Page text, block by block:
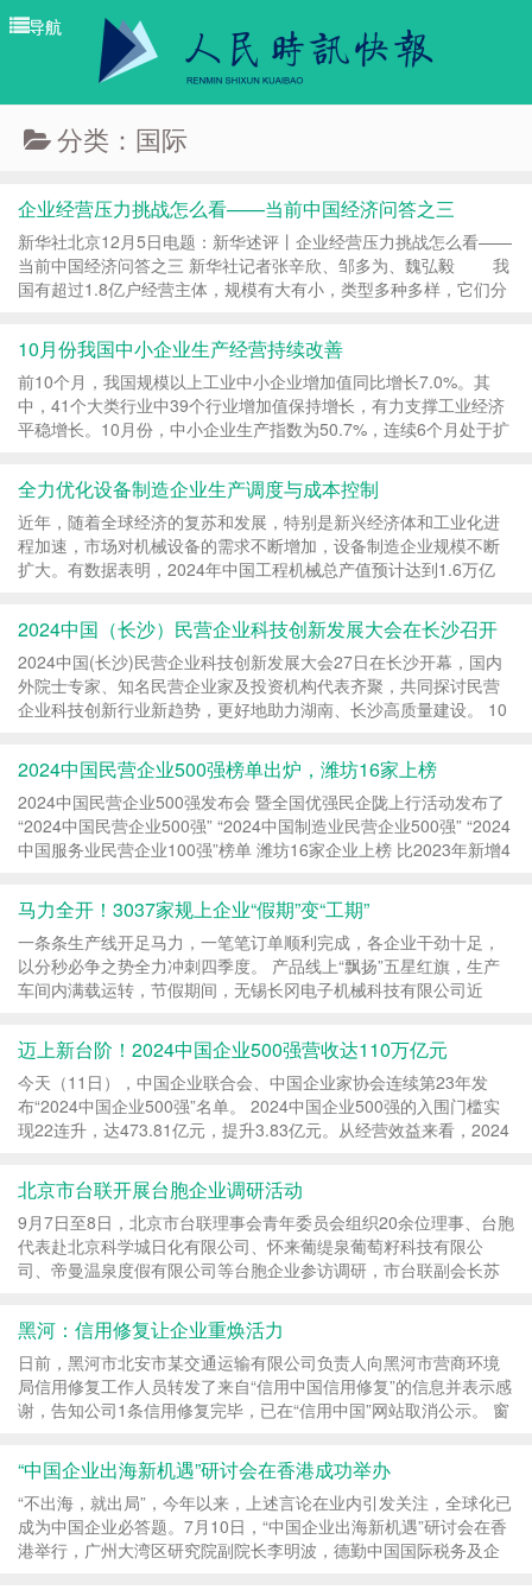
导航
导航
分类：国际
企业经营压力挑战怎么看——当前中国经济问答之三
新华社北京12月5日电题：新华述评丨企业经营压力挑战怎么看——
当前中国经济问答之三 新华社记者张辛欣、邹多为、魏弘毅 我
国有超过1.8亿户经营主体，规模有大有小，类型多种多样，它们分
10月份我国中小企业生产经营持续改善
前10个月，我国规模以上工业中小企业增加值同比增长7.0%。其
中，41个大类行业中39个行业增加值保持增长，有力支撑工业经济
平稳增长。10月份，中小企业生产指数为50.7%，连续6个月处于扩
全力优化设备制造企业生产调度与成本控制
近年，随着全球经济的复苏和发展，特别是新兴经济体和工业化进
程加速，市场对机械设备的需求不断增加，设备制造企业规模不断
扩大。有数据表明，2024年中国工程机械总产值预计达到1.6万亿
2024中国（长沙）民营企业科技创新发展大会在长沙召开
2024中国(长沙)民营企业科技创新发展大会27日在长沙开幕，国内
外院士专家、知名民营企业家及投资机构代表齐聚，共同探讨民营
企业科技创新行业新趋势，更好地助力湖南、长沙高质量建设。 10
2024中国民营企业500强榜单出炉，潍坊16家上榜
2024中国民营企业500强发布会 暨全国优强民企陇上行活动发布了
“2024中国民营企业500强” “2024中国制造业民营企业500强” “2024
中国服务业民营企业100强”榜单 潍坊16家企业上榜 比2023年新增4
马力全开！3037家规上企业“假期”变“工期”
一条条生产线开足马力，一笔笔订单顺利完成，各企业干劲十足，
以分秒必争之势全力冲刺四季度。 产品线上“飘扬”五星红旗，生产
车间内满载运转，节假期间，无锡长冈电子机械科技有限公司近
迈上新台阶！2024中国企业500强营收达110万亿元
今天（11日），中国企业联合会、中国企业家协会连续第23年发
布“2024中国企业500强”名单。 2024中国企业500强的入围门槛实
现22连升，达473.81亿元，提升3.83亿元。从经营效益来看，2024
额...
北京市台联开展台胞企业调研活动
9月7日至8日，北京市台联理事会青年委员会组织20余位理事、台胞
代表赴北京科学城日化有限公司、怀来葡缇泉葡萄籽科技有限公
司、帝曼温泉度假有限公司等台胞企业参访调研，市台联副会长苏
黑河：信用修复让企业重焕活力
日前，黑河市北安市某交通运输有限公司负责人向黑河市营商环境
局信用修复工作人员转发了来自“信用中国信用修复”的信息并表示感
谢，告知公司1条信用修复完毕，已在“信用中国”网站取消公示。 窗
“中国企业出海新机遇”研讨会在香港成功举办
“不出海，就出局”，今年以来，上述言论在业内引发关注，全球化已
成为中国企业必答题。7月10日，“中国企业出海新机遇”研讨会在香
港举行，广州大湾区研究院副院长李明波，德勤中国国际税务及企